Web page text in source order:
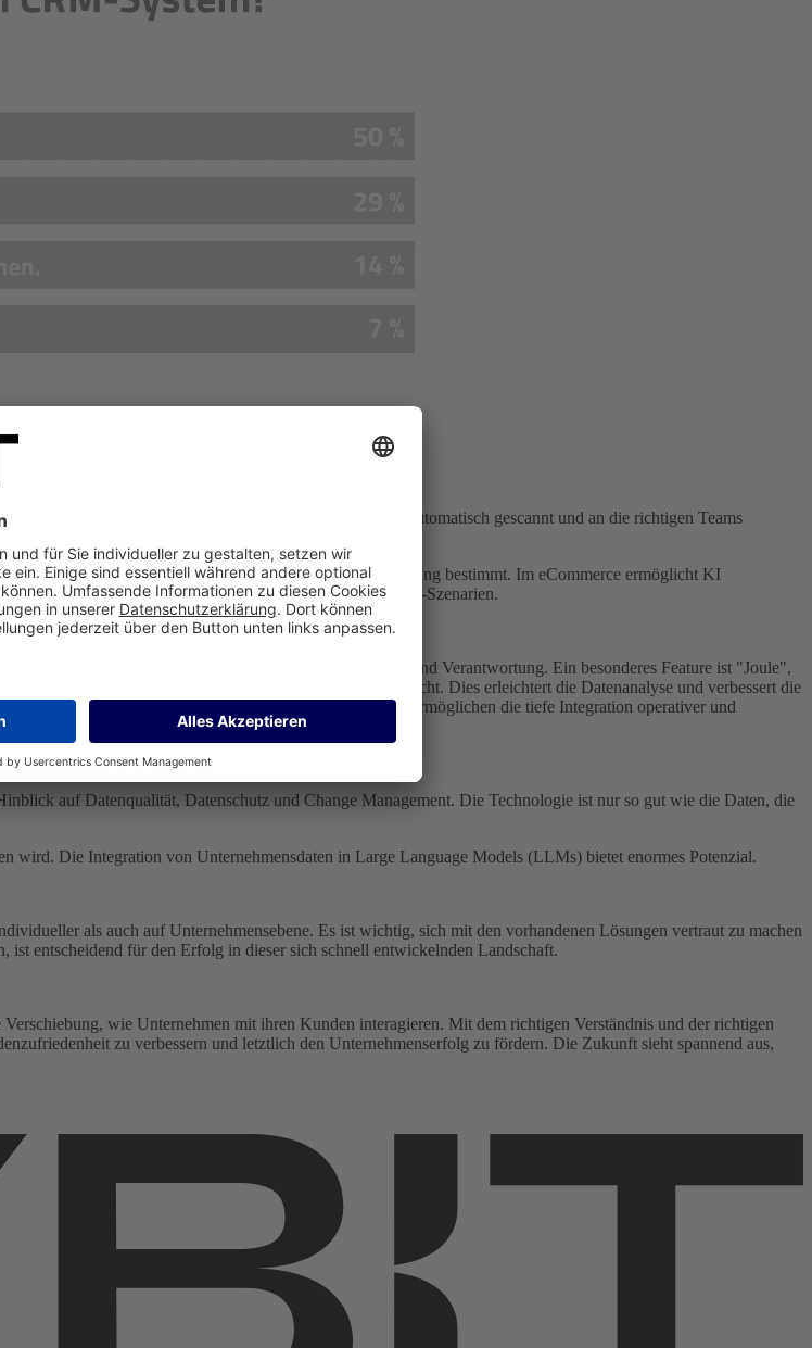
Ticket Intelligence, bei der eingehende Anfragen automatisch gescannt und an die richtigen Teams
bearbeitet werden.
sie den optimalen Zeitpunkt und Kanal für deren Ausführung bestimmt. Im eCommerce ermöglicht KI
basieren, und fördert so Upselling- und Cross-Selling-Szenarien.
setzt auf die Prinzipien der Relevanz, Zuverlässigkeit und Verantwortung. Ein besonderes Feature ist "Joule",
einfachen Zugang zu Daten durch Texteingabe ermöglicht. Dies erleichtert die Datenanalyse und verbessert die
Vorteile gegenüber der Konkurrenz: SAP-Systeme ermöglichen die tiefe Integration operativer und
auf Datenqualität, Datenschutz und Change Management. Die Technologie ist nur so gut wie die Daten, die
wird. Die Integration von Unternehmensdaten in Large Language Models (LLMs) bietet enormes Potenzial.
als auch auf Unternehmensebene. Es ist wichtig, sich mit den vorhandenen Lösungen vertraut zu machen
ist entscheidend für den Erfolg in dieser sich schnell entwickelnden Landschaft.
wie Unternehmen mit ihren Kunden interagieren. Mit dem richtigen Verständnis und der richtigen
zu verbessern und letztlich den Unter­nehmens­erfolg zu fördern. Die Zukunft sieht spannend aus,